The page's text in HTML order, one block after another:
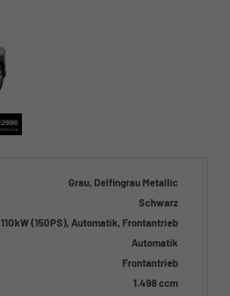
Grau, Delfingrau Metallic
Schwarz
110 kW (150 PS), Automatik, Frontantrieb
Automatik
Frontantrieb
1.498 ccm